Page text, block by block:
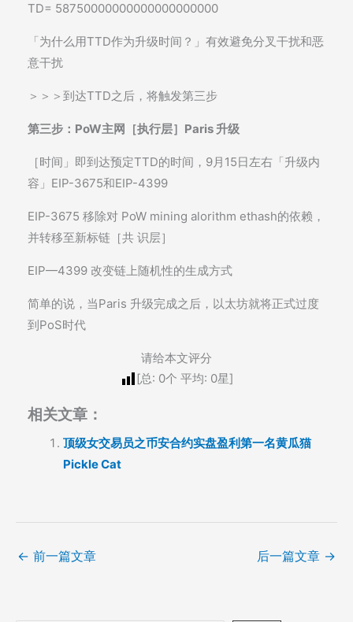
TD= 58750000000000000000000
「为什么用TTD作为升级时间？」有效避免分叉干扰和恶
意干扰
＞＞＞到达TTD之后，将触发第三步
第三步：PoW主网［执行层］Paris 升级
［时间」即到达预定TTD的时间，9月15日左右「升级内
容」EIP-3675和EIP-4399
EIP-3675 移除对 PoW mining alorithm ethash的依赖，
并转移至新标链［共 识层］
EIP—4399 改变链上随机性的生成方式
简单的说，当Paris 升级完成之后，以太坊就将正式过度
到PoS时代
请给本文评分
[总: 0个 平均: 0星]
相关文章：
顶级女交易员之币安合约实盘盈利第一名黄瓜猫
Pickle Cat
← 前一篇文章 后一篇文章 →